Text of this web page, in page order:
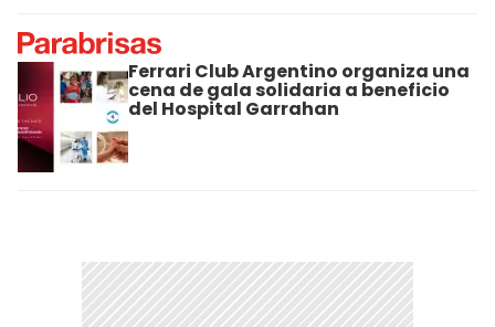
Ferrari Club Argentino organiza una
cena de gala solidaria a beneficio
del Hospital Garrahan